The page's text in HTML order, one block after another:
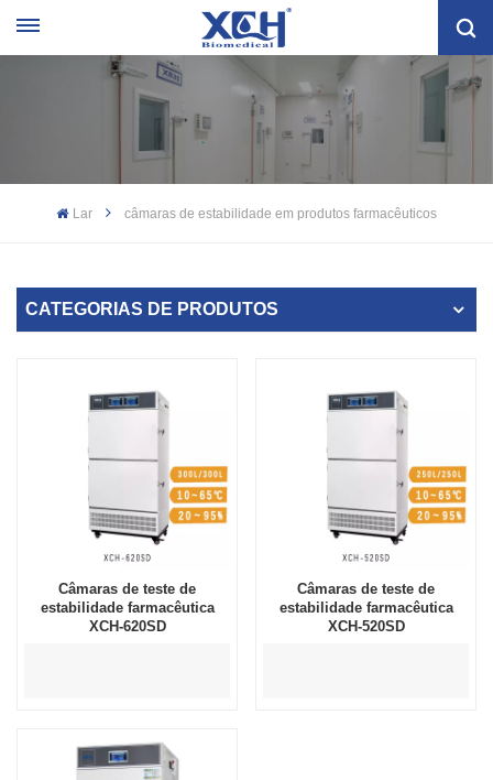
Lar câmaras de estabilidade em produtos farmacêuticos
CATEGORIAS DE PRODUTOS
Câmaras de teste de
estabilidade farmacêutica
XCH-620SD
Câmaras de teste de
estabilidade farmacêutica
XCH-520SD